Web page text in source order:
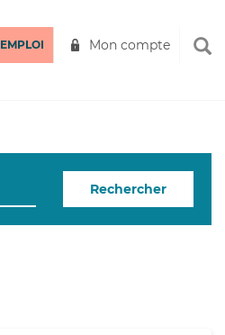
EMPLOI Mon compte
Rechercher